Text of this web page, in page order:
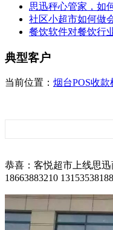
思迅秤心管家，如
社区小超市如何做
餐饮软件对餐饮行
典型客户
当前位置： 烟台POS收
恭喜：客悦超市上线思
18663883210